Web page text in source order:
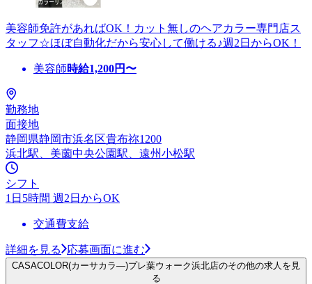
美容師免許があればOK！カット無しのヘアカラー専門店ス
タッフ☆ほぼ自動化だから安心して働ける♪週2日からOK！
美容師時給1,200円〜
勤務地
面接地
静岡県静岡市浜名区貴布祢1200
浜北駅、美薗中央公園駅、遠州小松駅
シフト
1日5時間 週2日からOK
交通費支給
詳細を見る 応募画面に進む
CASACOLOR(カーサカラ―)プレ葉ウォーク浜北店のその他の求人を見
る